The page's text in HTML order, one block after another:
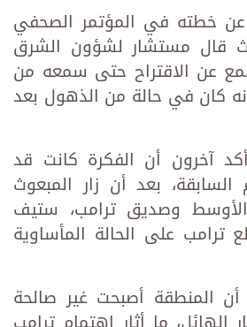
خطته في المؤتمر الصحفي
قال مستشار لشؤون الشرق
عن الاقتراح حتى سمعه من
كان في حالة من الذهول بعد
آخرون أن الفكرة كانت قد
بعد أن زار المبعوث
وصديق ترامب، ستيف
ترامب على الحالة المأساوية
المنطقة أصبحت غير صالحة